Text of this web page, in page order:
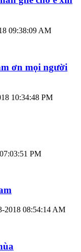
09:38:09 AM
ơn mọi người
10:34:48 PM
07:03:51 PM
2018 08:54:14 AM